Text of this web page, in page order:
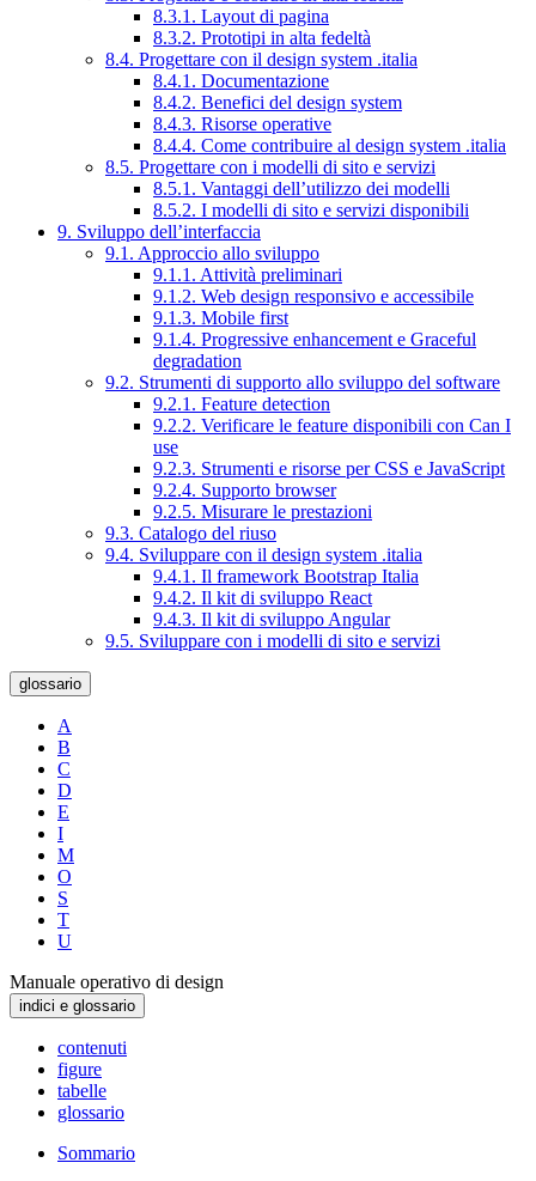
8.3.1. Layout di pagina
8.3.2. Prototipi in alta fedeltà
8.4. Progettare con il design system .italia
8.4.1. Documentazione
8.4.2. Benefici del design system
8.4.3. Risorse operative
8.4.4. Come contribuire al design system .italia
8.5. Progettare con i modelli di sito e servizi
8.5.1. Vantaggi dell’utilizzo dei modelli
8.5.2. I modelli di sito e servizi disponibili
9. Sviluppo dell’interfaccia
9.1. Approccio allo sviluppo
9.1.1. Attività preliminari
9.1.2. Web design responsivo e accessibile
9.1.3. Mobile first
9.1.4. Progressive enhancement e Graceful
degradation
9.2. Strumenti di supporto allo sviluppo del software
9.2.1. Feature detection
9.2.2. Verificare le feature disponibili con Can I
use
9.2.3. Strumenti e risorse per CSS e JavaScript
9.2.4. Supporto browser
9.2.5. Misurare le prestazioni
9.3. Catalogo del riuso
9.4. Sviluppare con il design system .italia
9.4.1. Il framework Bootstrap Italia
9.4.2. Il kit di sviluppo React
9.4.3. Il kit di sviluppo Angular
9.5. Sviluppare con i modelli di sito e servizi
glossario
A
B
C
D
E
I
M
O
S
T
U
Manuale operativo di design
indici e glossario
contenuti
figure
tabelle
glossario
Sommario